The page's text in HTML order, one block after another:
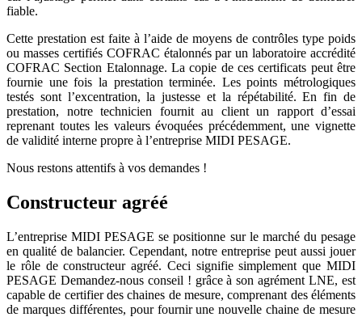
fiable.
Cette prestation est faite à l’aide de moyens de contrôles type poids
ou masses certifiés COFRAC étalonnés par un laboratoire accrédité
COFRAC Section Etalonnage. La copie de ces certificats peut être
fournie une fois la prestation terminée. Les points métrologiques
testés sont l’excentration, la justesse et la répétabilité. En fin de
prestation, notre technicien fournit au client un rapport d’essai
reprenant toutes les valeurs évoquées précédemment, une vignette
de validité interne propre à l’entreprise MIDI PESAGE.
Nous restons attentifs à vos demandes !
Constructeur agréé
L’entreprise MIDI PESAGE se positionne sur le marché du pesage
en qualité de balancier. Cependant, notre entreprise peut aussi jouer
le rôle de constructeur agréé. Ceci signifie simplement que MIDI
PESAGE Demandez-nous conseil ! grâce à son agrément LNE, est
capable de certifier des chaines de mesure, comprenant des éléments
de marques différentes, pour fournir une nouvelle chaine de mesure